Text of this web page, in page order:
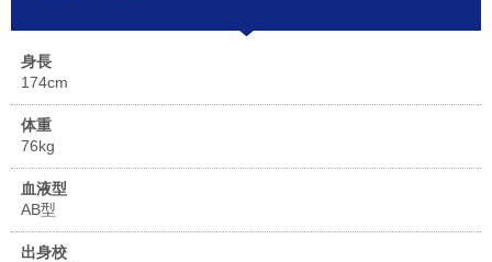
身長
174cm
体重
76kg
血液型
AB型
出身校